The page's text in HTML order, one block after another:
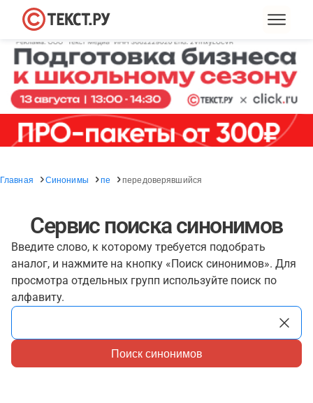
Главная Синонимы пе передоверявшийся
Сервис поиска синонимов
Введите слово, к которому требуется подобрать
аналог, и нажмите на кнопку «Поиск синонимов». Для
просмотра отдельных групп используйте поиск по
алфавиту.
Поиск синонимов